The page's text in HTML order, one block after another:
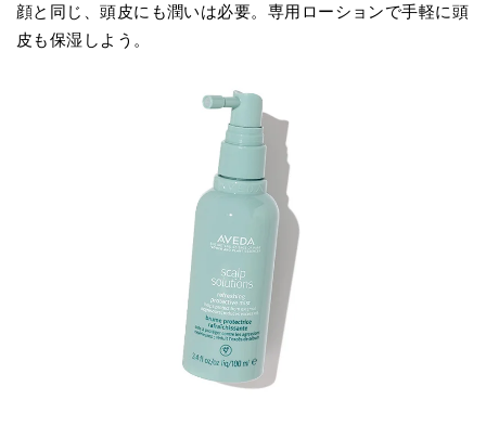
顔と同じ、頭皮にも潤いは必要。専用ローションで手軽に頭
皮も保湿しよう。